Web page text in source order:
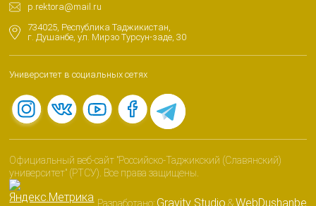
p.rektora@mail.ru
734025, Республика Таджикистан,
г. Душанбе, ул. Мирзо Турсун-заде, 30
Университет в социальных сетях
Официальный веб-сайт "Российско-Таджикский (Славянский)
университет" (РТСУ). Все права защищены.
Разработано: Gravity Studio &WebDushanbe